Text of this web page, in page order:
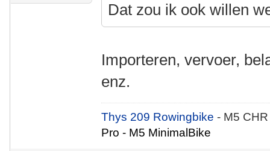
Dat zou ik ook willen
Importeren, vervoer,
enz.
Thys 209 Rowingbike- M5
Pro - M5 MinimalBike